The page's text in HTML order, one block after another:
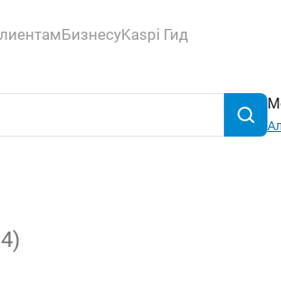
БизнесуKaspi Гид